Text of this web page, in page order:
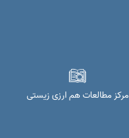
مرکز مطالعات هم ارزی زیستی